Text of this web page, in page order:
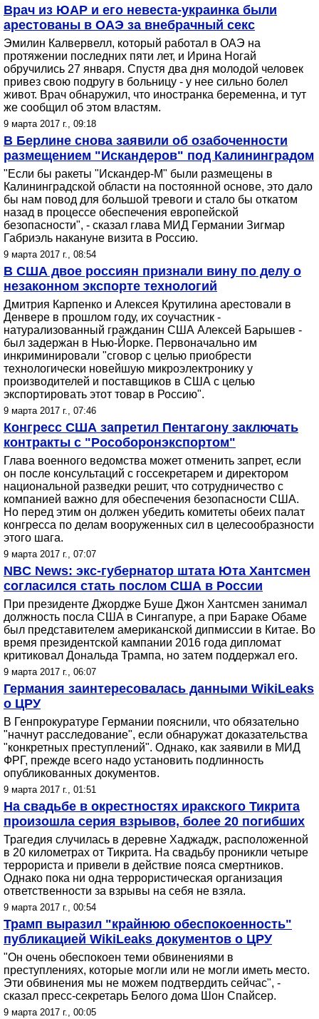
Врач из ЮАР и его невеста-украинка были
арестованы в ОАЭ за внебрачный секс
Эмилин Калвервелл, который работал в ОАЭ на
протяжении последних пяти лет, и Ирина Ногай
обручились 27 января. Спустя два дня молодой человек
привез свою подругу в больницу - у нее сильно болел
живот. Врач обнаружил, что иностранка беременна, и тут
же сообщил об этом властям.
9 марта 2017 г., 09:18
В Берлине снова заявили об озабоченности
размещением "Искандеров" под Калининградом
"Если бы ракеты "Искандер-М" были размещены в
Калининградской области на постоянной основе, это дало
бы нам повод для большой тревоги и стало бы откатом
назад в процессе обеспечения европейской
безопасности", - сказал глава МИД Германии Зигмар
Габриэль накануне визита в Россию.
9 марта 2017 г., 08:54
В США двое россиян признали вину по делу о
незаконном экспорте технологий
Дмитрия Карпенко и Алексея Крутилина арестовали в
Денвере в прошлом году, их соучастник -
натурализованный гражданин США Алексей Барышев -
был задержан в Нью-Йорке. Первоначально им
инкриминировали "сговор с целью приобрести
технологически новейшую микроэлектронику у
производителей и поставщиков в США с целью
экспортировать этот товар в Россию".
9 марта 2017 г., 07:46
Конгресс США запретил Пентагону заключать
контракты с "Рособоронэкспортом"
Глава военного ведомства может отменить запрет, если
он после консультаций с госсекретарем и директором
национальной разведки решит, что сотрудничество с
компанией важно для обеспечения безопасности США.
Но перед этим он должен убедить комитеты обеих палат
конгресса по делам вооруженных сил в целесообразности
этого шага.
9 марта 2017 г., 07:07
NBC News: экс-губернатор штата Юта Хантсмен
согласился стать послом США в России
При президенте Джордже Буше Джон Хантсмен занимал
должность посла США в Сингапуре, а при Бараке Обаме
был представителем американской дипмиссии в Китае. Во
время президентской кампании 2016 года дипломат
критиковал Дональда Трампа, но затем поддержал его.
9 марта 2017 г., 06:07
Германия заинтересовалась данными WikiLeaks
о ЦРУ
В Генпрокуратуре Германии пояснили, что обязательно
"начнут расследование", если обнаружат доказательства
"конкретных преступлений". Однако, как заявили в МИД
ФРГ, прежде всего надо установить подлинность
опубликованных документов.
9 марта 2017 г., 01:51
На свадьбе в окрестностях иракского Тикрита
произошла серия взрывов, более 20 погибших
Трагедия случилась в деревне Хаджадж, расположенной
в 20 километрах от Тикрита. На свадьбу проникли четыре
террориста и привели в действие пояса смертников.
Однако пока ни одна террористическая организация
ответственности за взрывы на себя не взяла.
9 марта 2017 г., 00:54
Трамп выразил "крайнюю обеспокоенность"
публикацией WikiLeaks документов о ЦРУ
"Он очень обеспокоен теми обвинениями в
преступлениях, которые могли или не могли иметь место.
Эти обвинения мы не можем подтвердить сейчас", -
сказал пресс-секретарь Белого дома Шон Спайсер.
9 марта 2017 г., 00:05